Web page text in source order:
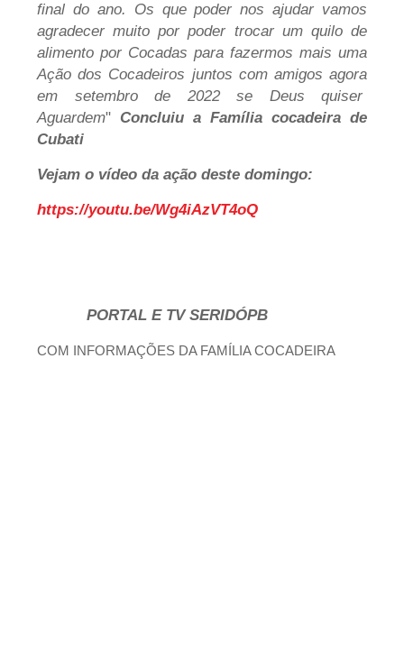
final do ano. Os que poder nos ajudar vamos
agradecer muito por poder trocar um quilo de
alimento por Cocadas para fazermos mais uma
Ação dos Cocadeiros juntos com amigos agora
em setembro de 2022 se Deus quiser
Aguardem" Concluiu a Família cocadeira de
Cubati
Vejam o vídeo da ação deste domingo:
https://youtu.be/Wg4iAzVT4oQ
PORTAL E TV SERIDÓPB
COM INFORMAÇÕES DA FAMÍLIA COCADEIRA